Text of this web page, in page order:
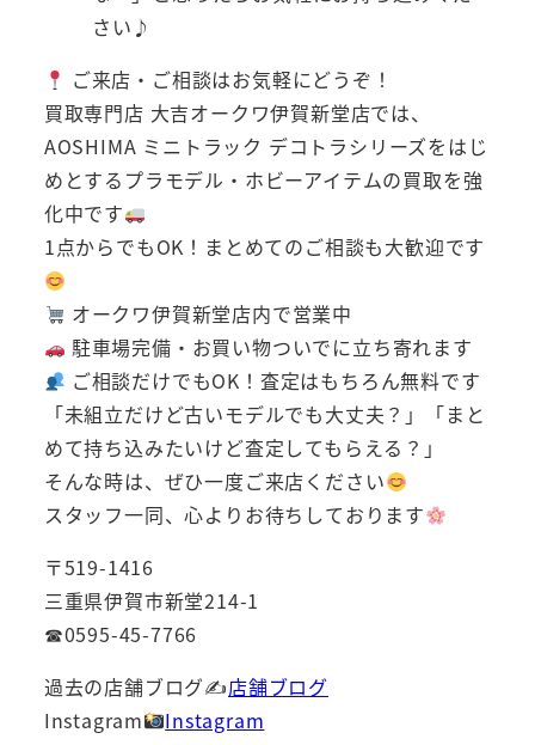
さい♪
ご来店・ご相談はお気軽にどうぞ！
買取専門店 大吉オークワ伊賀新堂店では、
AOSHIMA ミニトラック デコトラシリーズをはじ
めとするプラモデル・ホビーアイテムの買取を強
化中です
1点からでもOK！まとめてのご相談も大歓迎です
オークワ伊賀新堂店内で営業中
駐車場完備・お買い物ついでに立ち寄れます
ご相談だけでもOK！査定はもちろん無料です
「未組立だけど古いモデルでも大丈夫？」「まと
めて持ち込みたいけど査定してもらえる？」
そんな時は、ぜひ一度ご来店ください
スタッフ一同、心よりお待ちしております
〒519-1416
三重県伊賀市新堂214-1
☎0595-45-7766
過去の店舗ブログ✍店舗ブログ
Instagram
Instagram